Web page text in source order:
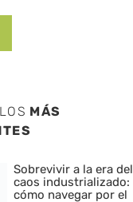
MÁS
Sobrevivir a la era del
caos industrializado:
cómo navegar por el